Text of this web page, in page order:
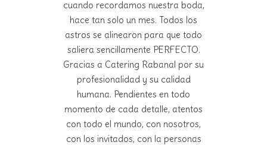
cuando recordamos nuestra boda,
hace tan solo un mes. Todos los
astros se alinearon para que todo
saliera sencillamente PERFECTO.
Gracias a Catering Rabanal por su
profesionalidad y su calidad
humana. Pendientes en todo
momento de cada detalle, atentos
con todo el mundo, con nosotros,
con los invitados, con la personas